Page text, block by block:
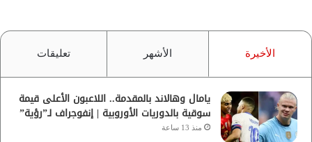
الأخيرة الأشهر تعليقات
يامال وهالاند بالمقدمة.. اللاعبون الأعلى قيمة
سوقية بالدوريات الأوروبية | إنفوجراف لـ”رؤية”
منذ 13 ساعة